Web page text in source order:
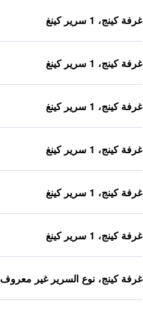
غرفة كينج، 1 سرير كينغ
غرفة كينج، 1 سرير كينغ
غرفة كينج، 1 سرير كينغ
غرفة كينج، 1 سرير كينغ
غرفة كينج، 1 سرير كينغ
غرفة كينج، 1 سرير كينغ
غرفة كينج، نوع السرير غير معروف